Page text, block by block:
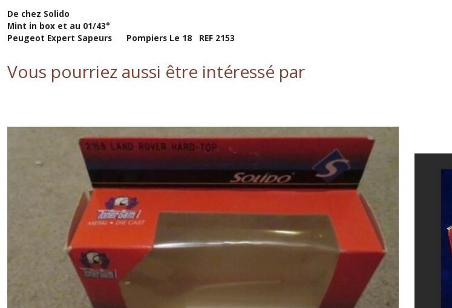
De chez Solido
Mint in box et au 01/43°
Peugeot Expert Sapeurs Pompiers Le 18 REF 2153
Vous pourriez aussi être intéressé par